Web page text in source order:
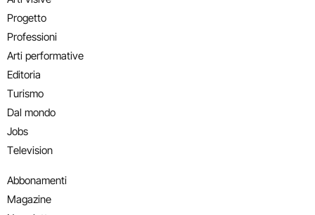
Progetto
Professioni
Arti performative
Editoria
Turismo
Dal mondo
Jobs
Television
Abbonamenti
Magazine